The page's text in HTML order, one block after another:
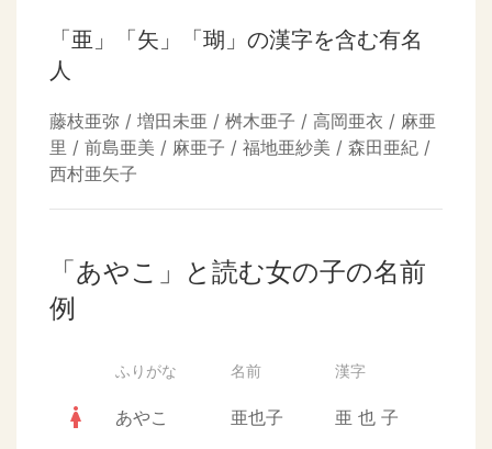
「亜」「矢」「瑚」の漢字を含む有名
人
藤枝亜弥 / 増田未亜 / 桝木亜子 / 高岡亜衣 / 麻亜
里 / 前島亜美 / 麻亜子 / 福地亜紗美 / 森田亜紀 /
西村亜矢子
「あやこ」と読む女の子の名前
例
ふりがな 名前 漢字
woman あやこ 亜也子 亜 也 子